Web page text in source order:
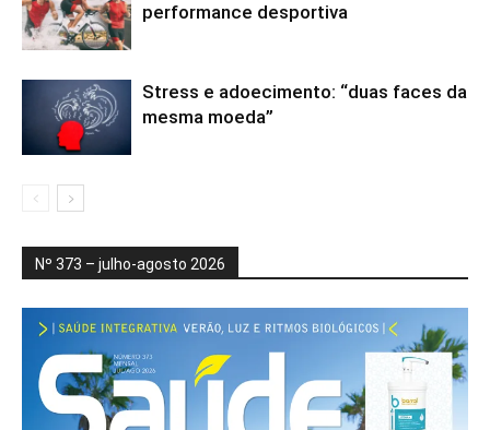
performance desportiva
Stress e adoecimento: “duas faces da
mesma moeda”
Nº 373 – julho-agosto 2026